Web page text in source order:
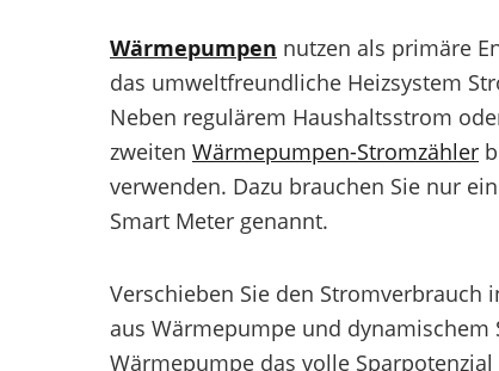
Wärmepumpen nutzen als primäre
das umweltfreundliche Heizsystem
Neben regulärem Haushaltsstrom
zweiten Wärmepumpen-Stromzähler
verwenden. Dazu brauchen Sie nur
Smart Meter genannt.
Verschieben Sie den Stromverbrauch
aus Wärmepumpe und
Wärmepumpe das volle